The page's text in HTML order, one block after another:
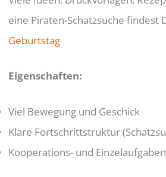
eine Piraten-Schatzsuche findest
Geburtstag
Eigenschaften:
Viel Bewegung und Geschick
Klare Fortschrittstruktur
Kooperations- und